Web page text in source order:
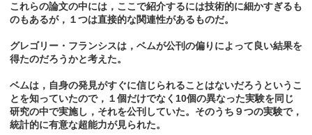
これらの論文の中には，ここで紹介するには技術的に細かすぎるも
のもあるが，１つは直接的な関連性があるものだ。
グレゴリー・フランシスは，ベムが公刊の偏りによって良い結果を
得たのだろうかと考えた。
ベムは，自身の発見がすぐに信じられることはないだろうというこ
とを知っていたので，１個だけでなく10個の異なった実験を同じ
研究の中で実施し，それを公刊していた。そのうち９つの実験で，
統計的に有意な超能力が見られた。